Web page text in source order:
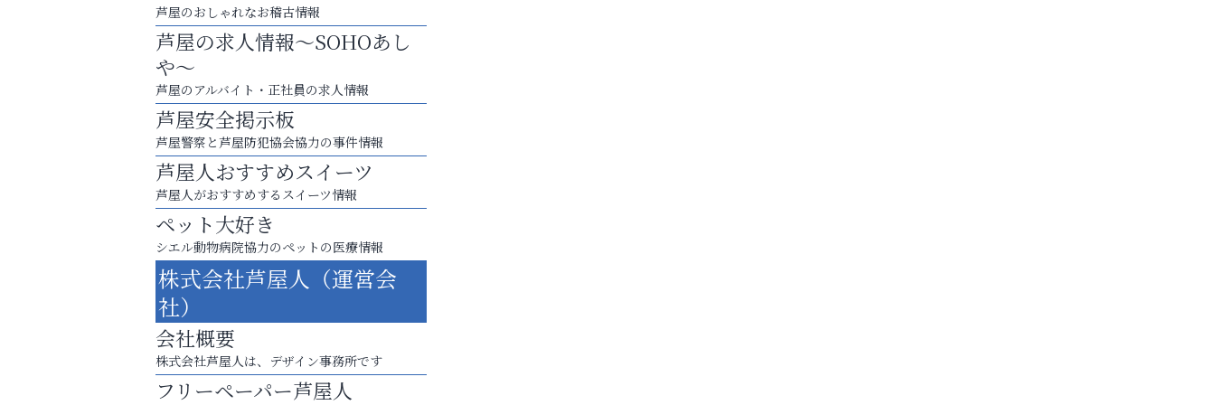
学び方が変われば、成績は変わる。
南芦屋浜皮膚科クリニック
芦屋のおしゃれなお稽古情報
芦屋の求人情報～SOHOあし
や～
芦屋のアルバイト・正社員の求人情報
芦屋安全掲示板
芦屋警察と芦屋防犯協会協力の事件情報
芦屋人おすすめスイーツ
芦屋人がおすすめするスイーツ情報
ペット大好き
シエル動物病院協力のペットの医療情報
株式会社芦屋人（運営会
社）
会社概要
株式会社芦屋人は、デザイン事務所です
フリーペーパー芦屋人